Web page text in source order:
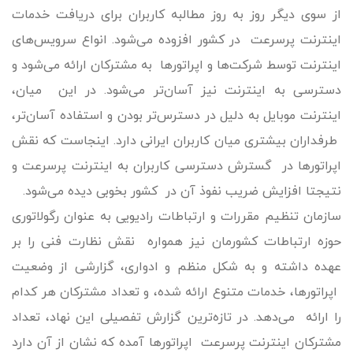
از سوی دیگر روز به روز مطالبه کاربران برای دریافت خدمات
اینترنت پرسرعت در کشور افزوده می‌شود. انواع سرویس‌های
اینترنت توسط شرکت‌ها و اپراتورها به مشترکان ارائه می‌شود و
دسترسی به اینترنت نیز آسان‌تر می‌شود. در این میان،
اینترنت موبایل به دلیل در دسترس‌تر بودن و استفاده آسان‌تر،‌
طرفداران بیشتری میان کاربران ایرانی دارد. اینجاست که نقش
اپراتورها در گسترش دسترسی کاربران به اینترنت پرسرعت و
نتیجتا افزایش ضریب نفوذ آن در کشور بخوبی دیده می‌شود.
سازمان تنظیم مقررات و ارتباطات رادیویی به عنوان رگولاتوری
حوزه ارتباطات کشورمان نیز همواره نقش نظارت فنی را بر
عهده داشته و به شکل منظم و ادواری، گزارشی از وضعیت
اپراتورها، خدمات متنوع ارائه شده، و تعداد مشترکان هر کدام
را ارائه می‌دهد. در تازه‌ترین گزارش تفصیلی این نهاد، تعداد
مشترکان اینترنت پرسرعت اپراتورها آمده که نشان از آن دارد